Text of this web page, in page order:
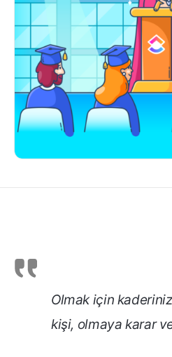
Olmak için
kişi, olmaya karar